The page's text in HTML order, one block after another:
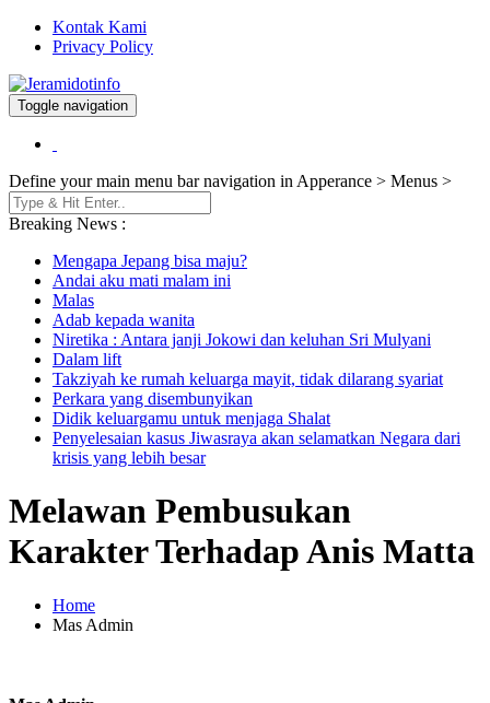
Kontak Kami
Privacy Policy
Jeramidotinfo
Berita dan Informasi Terkini
Toggle navigation
Define your main menu bar navigation in Apperance > Menus >
Breaking News :
Mengapa Jepang bisa maju?
Andai aku mati malam ini
Malas
Adab kepada wanita
Niretika : Antara janji Jokowi dan keluhan Sri Mulyani
Dalam lift
Takziyah ke rumah keluarga mayit, tidak dilarang syariat
Perkara yang disembunyikan
Didik keluargamu untuk menjaga Shalat
Penyelesaian kasus Jiwasraya akan selamatkan Negara dari
krisis yang lebih besar
Melawan Pembusukan
Karakter Terhadap Anis Matta
Home
Mas Admin